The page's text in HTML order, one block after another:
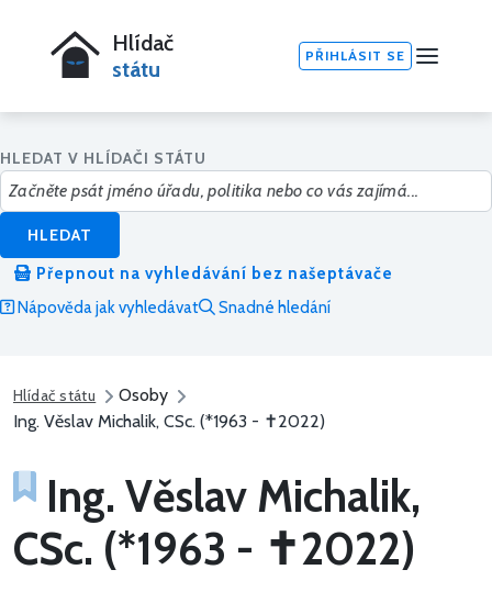
Hlídač
státu
PŘIHLÁSIT SE
HLEDAT V HLÍDAČI STÁTU
HLEDAT
Přepnout na vyhledávání bez našeptávače
Nápověda jak vyhledávat
Snadné hledání
Hlídač státu
Osoby
Ing. Věslav Michalik, CSc. (*1963 - ✝2022)
Ing. Věslav Michalik,
CSc. (*1963 - ✝2022)